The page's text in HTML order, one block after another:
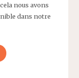
nous avons
dans notre